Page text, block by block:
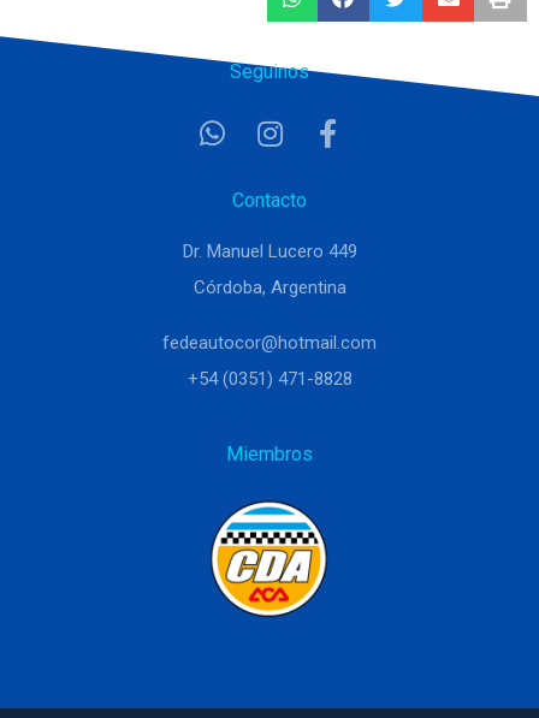
Seguinos
Contacto
Dr. Manuel Lucero 449
Córdoba, Argentina
fedeautocor@hotmail.com
+54 (0351) 471-8828
Miembros